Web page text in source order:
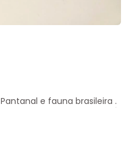
Pantanal e fauna brasileira .